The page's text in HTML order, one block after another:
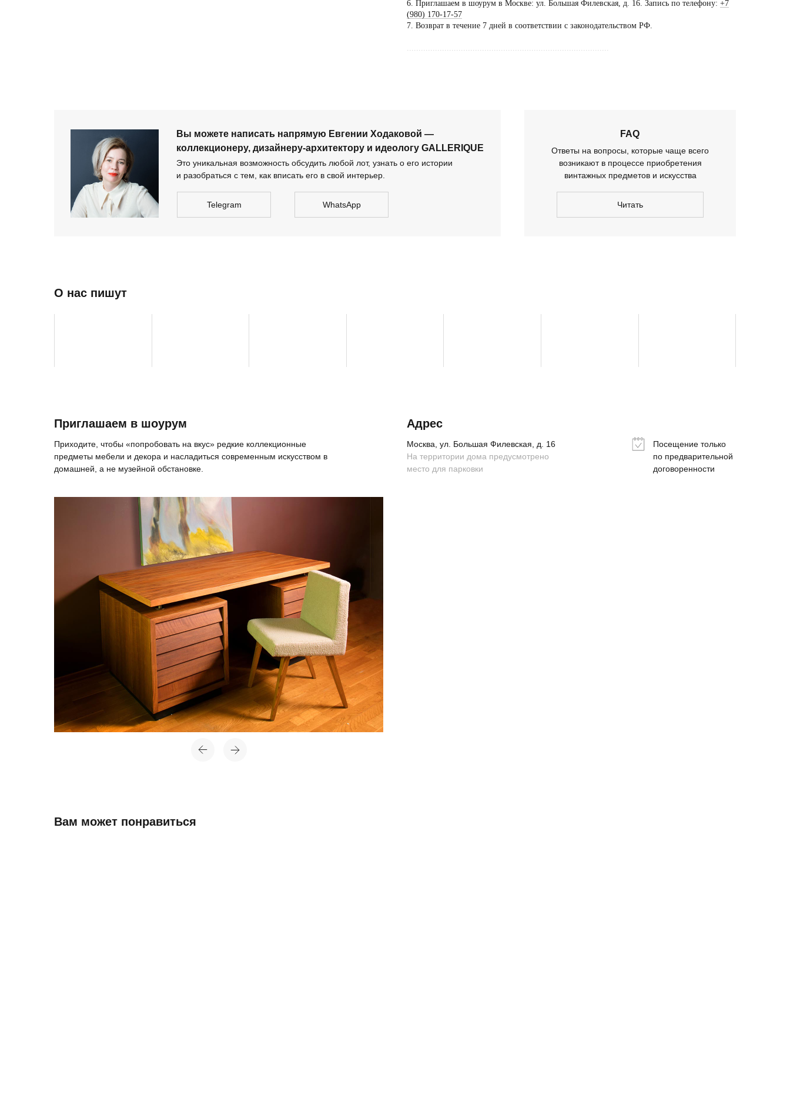
6. Приглашаем в шоурум в Москве: ул. Большая Филевская, д. 16. Запись по телефону: +7
(980) 170-17-57
7. Возврат в течение 7 дней в соответствии с законодательством РФ.
......................................................................................
Telegram WhatsApp
Это уникальная возможность обсудить любой лот, узнать о его истории
и разобраться с тем, как вписать его в свой интерьер.
FAQ
Ответы на вопросы, которые чаще всего
возникают в процессе приобретения
винтажных предметов и искусства
Вы можете написать напрямую Евгении Ходаковой —
коллекционеру, дизайнеру-архитектору и идеологу GALLERIQUE
Посещение только
по предварительной
договоренности
только
договоренности
Москва, ул. Большая Филевская, д. 16
Адрес
Приглашаем в шоурум
Читать
На территории дома предусмотрено
место для парковки
О нас пишут
Приходите, чтобы «попробовать на вкус» редкие коллекционные
предметы мебели и декора и насладиться современным искусством в
домашней, а не музейной обстановке.
Вам может понравиться